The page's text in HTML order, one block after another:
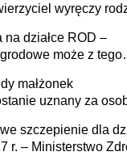
wyręczy
działce ROD –
może z tego
dzierżawę)?
małżonek
uznany za
szczepienie dla
r. – Ministerstwo